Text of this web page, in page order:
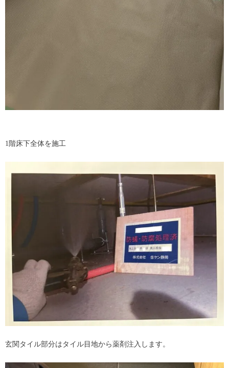
1階床下全体を施工
玄関タイル部分はタイル目地から薬剤注入します。